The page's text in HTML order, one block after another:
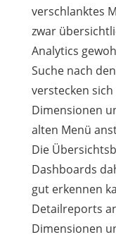
verschlanktes
zwar
Analytics
Suche nach
verstecken
Dimensionen
alten Menü
Die
Dashboards
gut erkennen
Detailreports
Dimensionen